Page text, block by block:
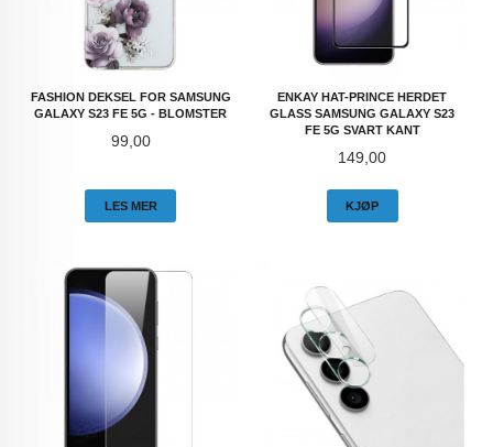
FASHION DEKSEL FOR SAMSUNG
GALAXY S23 FE 5G - BLOMSTER
Pris
99,00
LES MER
ENKAY HAT-PRINCE HERDET
GLASS SAMSUNG GALAXY S23
FE 5G SVART KANT
Pris
149,00
KJØP